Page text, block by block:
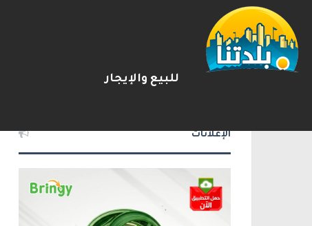
للبيع والإيجار
2026-08-07 شريط الأخبار يوآف سيغالوفيتش يستقيل من
الإعلانات